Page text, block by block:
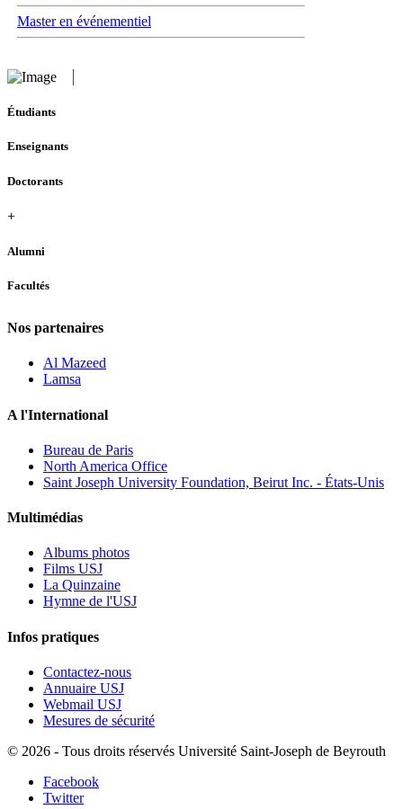
Master en événementiel
Étudiants
Enseignants
Doctorants
+
Alumni
Facultés
Nos partenaires
Al Mazeed
Lamsa
A l'International
Bureau de Paris
North America Office
Saint Joseph University Foundation, Beirut Inc. - États-Unis
Multimédias
Albums photos
Films USJ
La Quinzaine
Hymne de l'USJ
Infos pratiques
Contactez-nous
Annuaire USJ
Webmail USJ
Mesures de sécurité
© 2026 - Tous droits réservés Université Saint-Joseph de Beyrouth
Facebook
Twitter